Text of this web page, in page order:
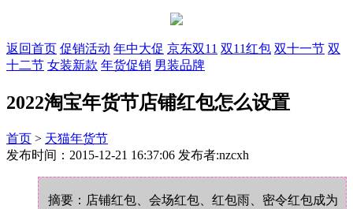
返回首页 促销活动 年中大促 京东双11 双11红包 双十一节 双
十二节 女装新款 年货促销 男装品牌
2022淘宝年货节店铺红包怎么设置
首页 > 天猫年货节
发布时间：2015-12-21 16:37:06 发布者:nzcxh
摘要：店铺红包、会场红包、红包雨、密令红包成为